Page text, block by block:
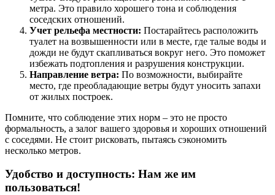
метра. Это правило хорошего тона и соблюдения
соседских отношений.
Учет рельефа местности: Постарайтесь расположить
туалет на возвышенности или в месте, где талые воды и
дожди не будут скапливаться вокруг него. Это поможет
избежать подтопления и разрушения конструкции.
Направление ветра: По возможности, выбирайте
место, где преобладающие ветры будут уносить запахи
от жилых построек.
Помните, что соблюдение этих норм – это не просто
формальность, а залог вашего здоровья и хороших отношений
с соседями. Не стоит рисковать, пытаясь сэкономить
несколько метров.
Удобство и доступность: Нам же им
пользоваться!